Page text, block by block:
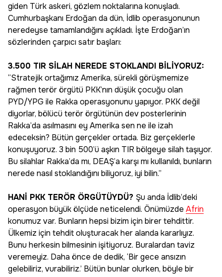
giden Türk askeri, gözlem noktalarına konuşladı.
Cumhurbaşkanı Erdoğan da dün, İdlib operasyonunun
neredeyse tamamlandığını açıkladı. İşte Erdoğan’ın
sözlerinden çarpıcı satır başları:
3.500 TIR SİLAH NEREDE STOKLANDI BİLİYORUZ:
“Stratejik ortağımız Amerika, sürekli görüşmemize
rağmen terör örgütü PKK’nın düşük çocuğu olan
PYD/YPG ile Rakka operasyonunu yapıyor. PKK değil
diyorlar, bölücü terör örgütünün dev posterlerinin
Rakka’da asılmasını ey Amerika sen ne ile izah
edeceksin? Bütün gerçekler ortada. Biz gerçeklerle
konuşuyoruz. 3 bin 500’ü aşkın TIR bölgeye silah taşıyor.
Bu silahlar Rakka’da mı, DEAŞ’a karşı mı kullanıldı, bunların
nerede nasıl stoklandığını biliyoruz, iyi bilin.”
HANİ PKK TERÖR ÖRGÜTÜYDÜ? Şu anda İdlib’deki
operasyon büyük ölçüde neticelendi. Önümüzde Afrin
konumuz var. Bunların hepsi bizim için birer tehdittir.
Ülkemiz için tehdit oluşturacak her alanda kararlıyız.
Bunu herkesin bilmesinin işitiyoruz. Buralardan taviz
veremeyiz. Daha önce de dedik, ‘Bir gece ansızın
gelebiliriz, vurabiliriz.’ Bütün bunlar olurken, böyle bir